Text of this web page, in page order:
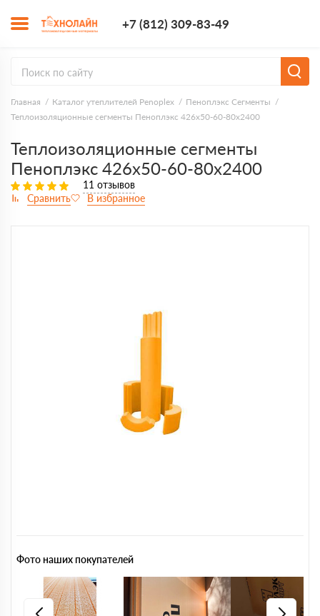
+7 (812) 309-83-49
Главная Каталог утеплителей Penoplex
Пеноплэкс Сегменты
Теплоизоляционные сегменты Пеноплэкс 426x50-60-80х2400
Теплоизоляционные сегменты
Пеноплэкс 426x50-60-80х2400
11 отзывов
Фото наших покупателей